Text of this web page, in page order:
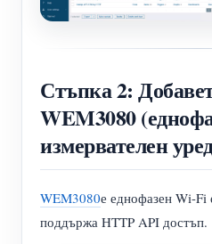
Стъпка 2:
WEM3080
измервателен
WEM3080е еднофазен Wi-Fi
поддържа HTTP API достъп.